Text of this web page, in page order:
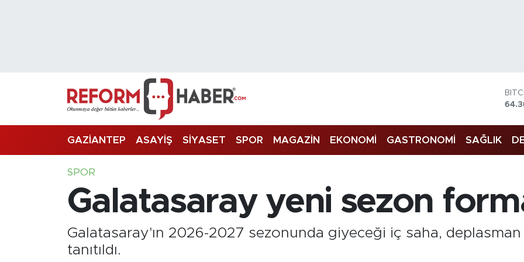
GAZİANTEP ASAYİŞ SİYASET SPOR MAGAZİN EKONOMİ GASTRONOMİ SAĞLIK
SPOR
Galatasaray yeni sezon
Galatasaray'ın 2026-2027 sezonunda giyeceği iç saha,
tanıtıldı.
Trafik Durumu
Süper Lig Puan Durumu ve Fikstür
Son Dakika Haberleri